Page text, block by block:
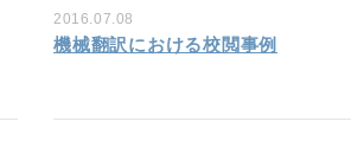
2016.07.08
機械翻訳における校閲事例